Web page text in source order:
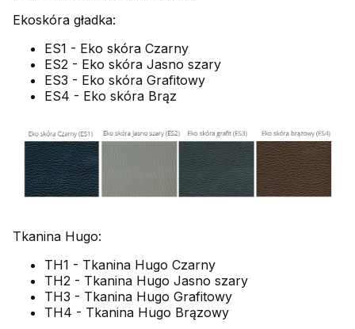
Ekoskóra gładka:
ES1 - Eko skóra Czarny
ES2 - Eko skóra Jasno szary
ES3 - Eko skóra Grafitowy
ES4 - Eko skóra Brąz
Tkanina Hugo:
TH1 - Tkanina Hugo Czarny
TH2 - Tkanina Hugo Jasno szary
TH3 - Tkanina Hugo Grafitowy
TH4 - Tkanina Hugo Brązowy